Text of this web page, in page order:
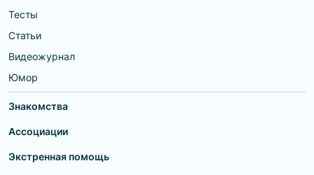
Тесты
Статьи
Видеожурнал
Юмор
Знакомства
Ассоциации
Экстренная помощь